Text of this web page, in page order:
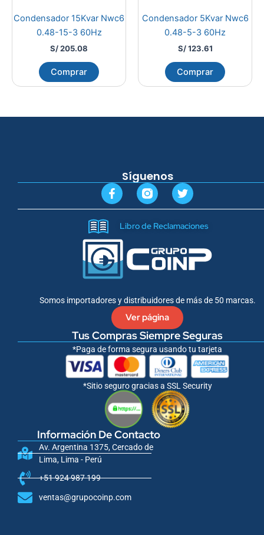
Condensador 15Kvar Nwc6
0.48-15-3 60Hz
S/205.08
Comprar
Condensador 5Kvar Nwc6
0.48-5-3 60Hz
S/123.61
Comprar
Somos importadores y distribuidores de más de 50 marcas.
Ver página
Tus Compras Siempre Seguras
*Paga de forma segura usando tu tarjeta
*Sitio seguro gracias a SSL Security
Información De Contacto
Av. Argentina 1375, Cercado de
Lima, Lima - Perú
+51 924 987 199
ventas@grupocoinp.com
Síguenos
F
a
c
o
o
k
-
f
T
w
i
t
r
Libro de Reclamaciones